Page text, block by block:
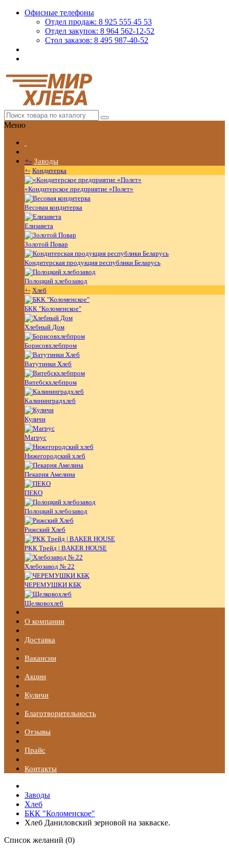
Офисные телефоны
Отдел продаж: 8 925 555 45 53
Отдел закупок: 8 964 562-12-52
Стол заказов: 8 495 987-40-52
Меню
+- Заводы
+- Кондитерка
«Кондитерское предприятие «Полет»
Весовая кондитерка
Елизавета
Золотой Повар
Кондитерская продукция республики Беларусь
Полоцкий хлебозавод
+- Хлеб
БКК "Коломенское"
Хлебный Дом
Борисовхлебпром
Ватутинки Хлеб
Витебскхлебпром
Калининградхлеб
Куличи
Магрус
Нижегородский хлеб
Пекарня Амелина
ПЕКО
Полоцкий хлебозавод
Рижский Хлеб
РКК Трейд | BAKER HOUSE
Хлебозавод № 22
ЧЕРЕМУШКИ КБК
Щелковохлеб
О компании
Доставка
Вакансии
Акции
Куличи
Благотворительность
Отзывы
Прайс
Контакты
Заводы
Хлеб
БКК "Коломенское"
Хлеб Даниловский зерновой на закваске.
Список желаний (0)